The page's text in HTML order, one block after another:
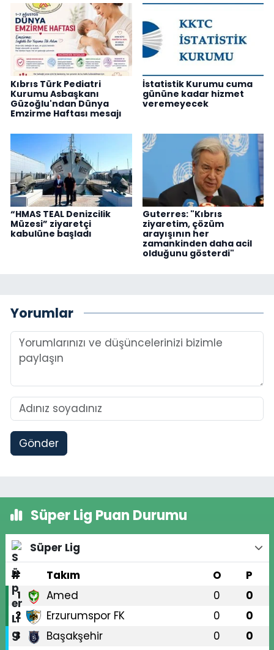
Kıbrıs Türk Pediatri
Kurumu Asbaşkanı
Güzoğlu'ndan Dünya
Emzirme Haftası mesajı
İstatistik Kurumu cuma
gününe kadar hizmet
veremeyecek
“HMAS TEAL Denizcilik
Müzesi” ziyaretçi
kabulüne başladı
Guterres: "Kıbrıs
ziyaretim, çözüm
arayışının her
zamankinden daha acil
olduğunu gösterdi"
Yorumlar
Gönder
Süper Lig Puan Durumu
Süper Lig
#
Takım O P
1 Amed 0 0
2 Erzurumspor FK 0 0
3 Başakşehir 0 0